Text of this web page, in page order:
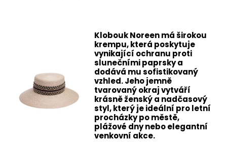
Klobouk Noreen má širokou
krempu, která poskytuje
vynikající ochranu proti
slunečními paprsky a
dodává mu sofistikovaný
vzhled. Jeho jemně
tvarovaný okraj vytváří
krásně ženský a nadčasový
styl, který je ideální pro letní
procházky po městě,
plážové dny nebo elegantní
venkovní akce.